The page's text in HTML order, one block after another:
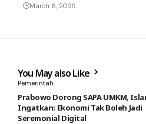
March 6, 2025
You May also Like
Pemerintah
Prabowo Dorong SAPA UMKM,
Ingatkan: Ekonomi Tak Boleh Jadi
Seremonial Digital